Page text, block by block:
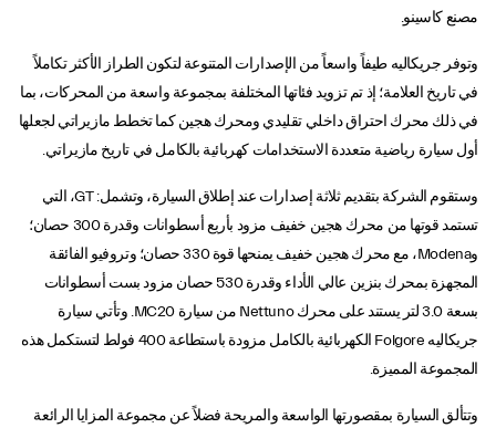
مصنع كاسينو.
وتوفر جريكاليه طيفاً واسعاً من الإصدارات المتنوعة لتكون الطراز الأكثر تكاملاً
في تاريخ العلامة؛ إذ تم تزويد فئاتها المختلفة بمجموعة واسعة من المحركات، بما
في ذلك محرك احتراق داخلي تقليدي ومحرك هجين كما تخطط مازيراتي لجعلها
أول سيارة رياضية متعددة الاستخدامات كهربائية بالكامل في تاريخ مازيراتي.
وستقوم الشركة بتقديم ثلاثة إصدارات عند إطلاق السيارة، وتشمل: GT، التي
تستمد قوتها من محرك هجين خفيف مزود بأربع أسطوانات وقدرة 300 حصان؛
وModena، مع محرك هجين خفيف يمنحها قوة 330 حصان؛ وتروفيو الفائقة
المجهزة بمحرك بنزين عالي الأداء وقدرة 530 حصان مزود بست أسطوانات
بسعة 3.0 لتر يستند على محرك Nettuno من سيارة MC20. وتأتي سيارة
جريكاليه Folgore الكهربائية بالكامل مزودة باستطاعة 400 فولط لتستكمل هذه
المجموعة المميزة.
وتتألق السيارة بمقصورتها الواسعة والمريحة فضلاً عن مجموعة المزايا الرائعة